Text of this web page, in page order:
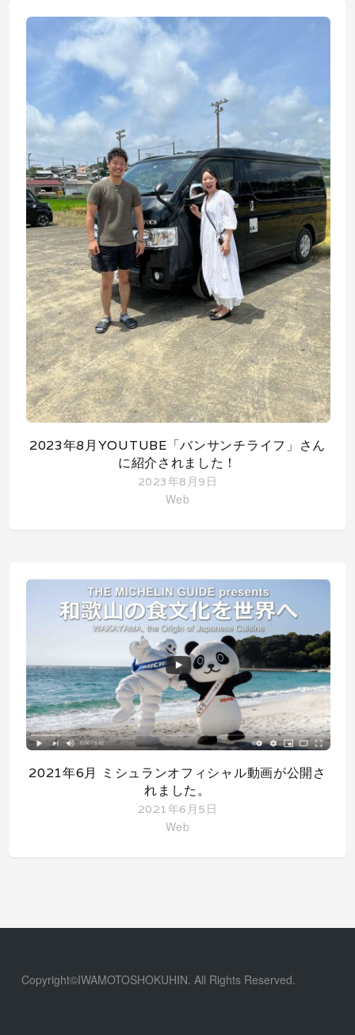
2023年8月YOUTUBE「バンサンチライフ」さん
に紹介されました！
2023年8月9日
Web
2021年6月 ミシュランオフィシャル動画が公開さ
れました。
2021年6月5日
Web
Copyright©IWAMOTOSHOKUHIN. All Rights Reserved.